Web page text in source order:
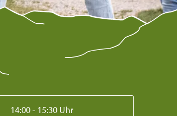
14:00 - 15:30 Uhr